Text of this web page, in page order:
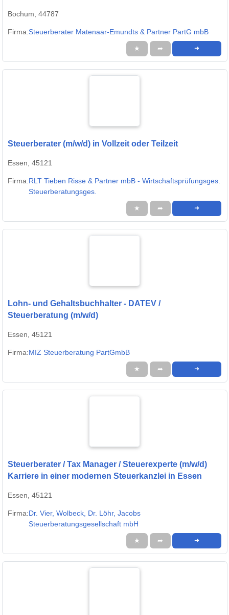
Bochum, 44787
Firma:Steuerberater Matenaar-Emundts & Partner PartG mbB
★ ➦ ➜
Steuerberater (m/w/d) in Vollzeit oder Teilzeit
Essen, 45121
Firma:RLT Tieben Risse & Partner mbB - Wirtschaftsprüfungsges.
Steuerberatungsges.
★ ➦ ➜
Lohn- und Gehaltsbuchhalter - DATEV /
Steuerberatung (m/w/d)
Essen, 45121
Firma:MIZ Steuerberatung PartGmbB
★ ➦ ➜
Steuerberater / Tax Manager / Steuerexperte (m/w/d)
Karriere in einer modernen Steuerkanzlei in Essen
Essen, 45121
Firma:Dr. Vier, Wolbeck, Dr. Löhr, Jacobs
Steuerberatungsgesellschaft mbH
★ ➦ ➜